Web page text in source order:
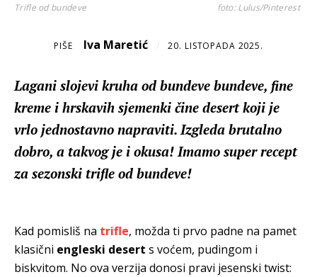
Trifle od bundeve foto: Lulus/Pinterest
PIŠE Iva Maretić / 20. LISTOPADA 2025.
Lagani slojevi kruha od bundeve bundeve, fine
kreme i hrskavih sjemenki čine desert koji je
vrlo jednostavno napraviti. Izgleda brutalno
dobro, a takvog je i okusa! Imamo super recept
za sezonski trifle od bundeve!
Kad pomisliš na trifle, možda ti prvo padne na pamet
klasični engleski desert s voćem, pudingom i
biskvitom. No ova verzija donosi pravi jesenski twist: